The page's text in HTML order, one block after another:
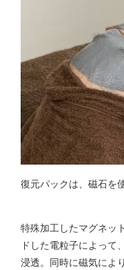
復元パックは、磁石を
特殊加工したマグネッ
ドした電粒子によって
浸透。同時に磁気によ